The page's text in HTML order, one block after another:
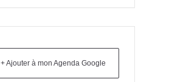
+ Ajouter à mon Agenda Google